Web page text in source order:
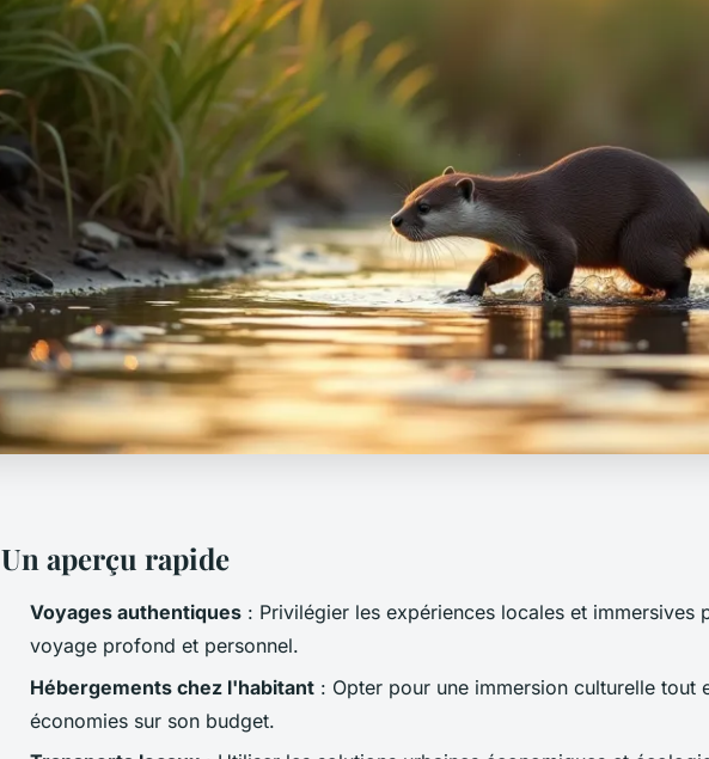
Un aperçu rapide
Voyages authentiques : Privilégier les expériences locales et immersives
voyage profond et personnel.
Hébergements chez l'habitant : Opter pour une immersion culturelle tout
économies sur son budget.